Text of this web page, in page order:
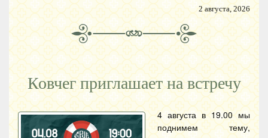
2 августа, 2026
Ковчег приглашает на встречу
4 августа в 19.00 мы
поднимем тему,